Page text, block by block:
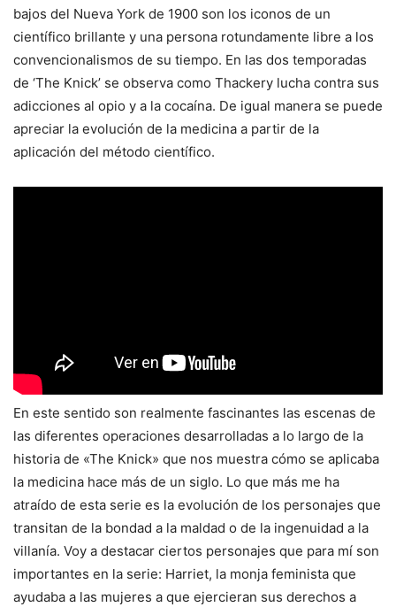
bajos del Nueva York de 1900 son los iconos de un
científico brillante y una persona rotundamente libre a los
convencionalismos de su tiempo. En las dos temporadas
de ‘The Knick’ se observa como Thackery lucha contra sus
adicciones al opio y a la cocaína. De igual manera se puede
apreciar la evolución de la medicina a partir de la
aplicación del método científico.
En este sentido son realmente fascinantes las escenas de
las diferentes operaciones desarrolladas a lo largo de la
historia de «The Knick» que nos muestra cómo se aplicaba
la medicina hace más de un siglo. Lo que más me ha
atraído de esta serie es la evolución de los personajes que
transitan de la bondad a la maldad o de la ingenuidad a la
villanía. Voy a destacar ciertos personajes que para mí son
importantes en la serie: Harriet, la monja feminista que
ayudaba a las mujeres a que ejercieran sus derechos a